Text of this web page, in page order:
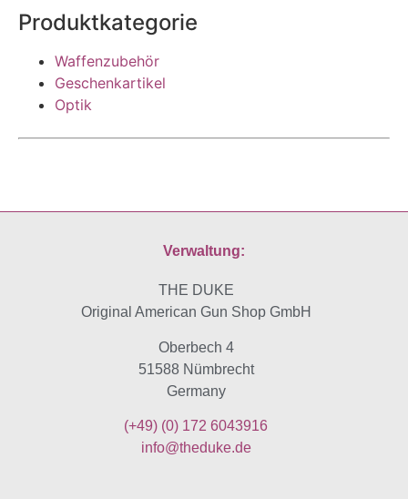
Produktkategorie
Waffenzubehör
Geschenkartikel
Optik
Verwaltung:
THE DUKE
Original American Gun Shop GmbH
Oberbech 4
51588 Nümbrecht
Germany
(+49) (0) 172 6043916
info@theduke.de